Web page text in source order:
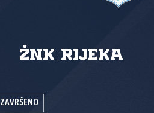
ŽNK Rijeka
ZAVRŠENO